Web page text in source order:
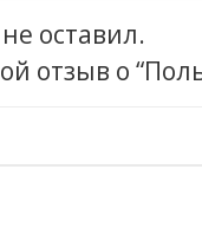
оставил.
отзыв о